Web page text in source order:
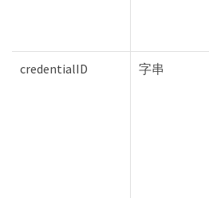
credentialID 字串